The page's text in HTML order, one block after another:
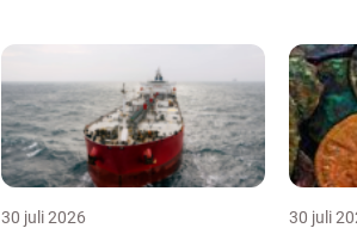
30 juli 2026 30 juli